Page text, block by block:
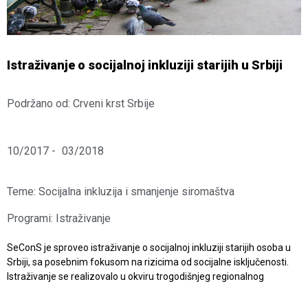
Istraživanje o socijalnoj inkluziji starijih u Srbiji
Podržano od: Crveni krst Srbije
10/2017 - 03/2018
Teme: Socijalna inkluzija i smanjenje siromaštva
Programi: Istraživanje
SeConS je sproveo istraživanje o socijalnoj inkluziji starijih osoba u
Srbiji, sa posebnim fokusom na rizicima od socijalne isključenosti.
Istraživanje se realizovalo u okviru trogodišnjeg regionalnog